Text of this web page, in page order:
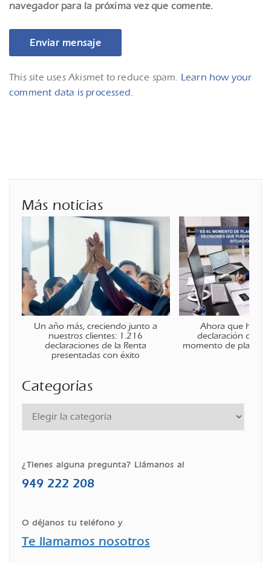
navegador para la próxima vez que comente.
This site uses Akismet to reduce spam. Learn how your
comment data is processed.
Más noticias
Un año más, creciendo junto a
nuestros clientes: 1.216
declaraciones de la Renta
presentadas con éxito
Ahora que ha
declaración de la
momento de
Categorías
¿Tienes alguna pregunta? Llámanos al
949 222 208
O déjanos tu teléfono y
Te llamamos nosotros